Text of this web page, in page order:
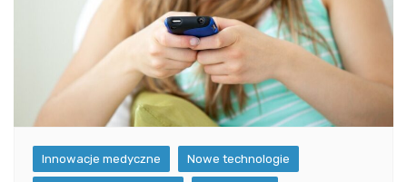
Innowacje medyczne Nowe technologie